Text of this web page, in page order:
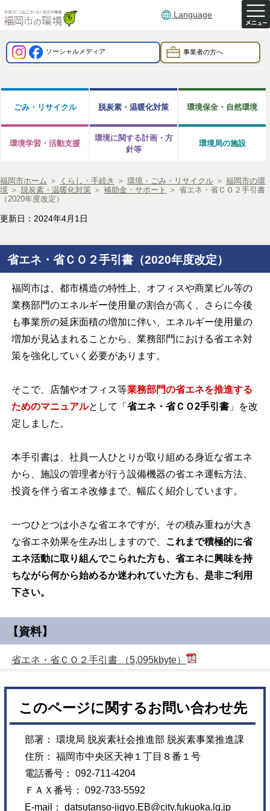
Language
ソーシャルメディア 事業者の方へ
ごみ・リサイクル 脱炭素・温暖化対策 環境保全・自然環境
環境学習・活動支援
環境に関する計画・方
針等
環境局の施設
福岡市ホーム ＞ くらし・手続き ＞ 環境・ごみ・リサイクル ＞ 福岡市の環
境 ＞ 脱炭素・温暖化対策 ＞ 補助金・サポート ＞ 省エネ・省ＣＯ２手引書
（2020年度改定）
更新日：2024年4月1日
省エネ・省ＣＯ２手引書（2020年度改定）
福岡市は、都市構造の特性上、オフィスや商業ビル等の
業務部門のエネルギー使用量の割合が高く、さらに今後
も事業所の延床面積の増加に伴い、エネルギー使用量の
増加が見込まれることから、業務部門における省エネ対
策を強化していく必要があります。
そこで、 店舗やオフィス等業務部門の省エネを推進する
ためのマニュアルとして「 省エネ・省ＣＯ2手引書」を改
定しました。
本手引書は、社員一人ひとりが取り組める身近な省エネ
から、施設の管理者が行う設備機器の省エネ運転方法、
投資を伴う省エネ改修まで、幅広く紹介しています。
一つひとつは小さな省エネですが、その積み重ねが大き
な省エネ効果を生み出しますので、
これまで積極的に省
エネ活動に取り組んでこられた方も、省エネに興味を持
ちながら何から始めるか迷われていた方も、是非ご利用
下さい。
【資料】
省エネ・省ＣＯ２手引書 （5,095kbyte）
このページに関するお問い合わせ先
部署： 環境局 脱炭素社会推進部 脱炭素事業推進課
住所： 福岡市中央区天神１丁目８番１号
電話番号： 092-711-4204
ＦＡＸ番号： 092-733-5592
E-mail：datsutanso-jigyo.EB@city.fukuoka.lg.jp